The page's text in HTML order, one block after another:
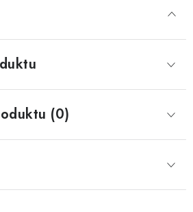
LT LTX
AT5
údajov
Kontakt
(0)